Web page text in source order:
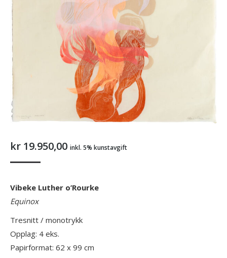
kr 19.950,00 inkl. 5% kunstavgift
Vibeke Luther o’Rourke
Equinox
Tresnitt / monotrykk
Opplag: 4 eks.
Papirformat: 62 x 99 cm